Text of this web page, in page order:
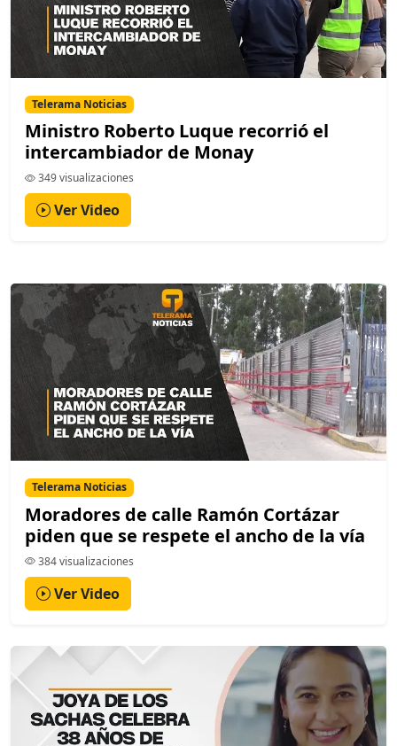
Telerama Noticias
Ministro Roberto Luque recorrió el
intercambiador de Monay
349 visualizaciones
Ver Video
Telerama Noticias
Moradores de calle Ramón Cortázar
piden que se respete el ancho de la vía
384 visualizaciones
Ver Video